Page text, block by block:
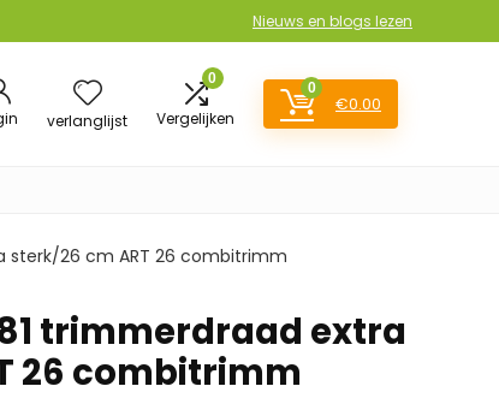
Nieuws en blogs lezen
verlanglijst
0
Vergelijken
0
€0.00
sterk/26 cm ART 26 combitrimm
trimmerdraad extra
26 combitrimm